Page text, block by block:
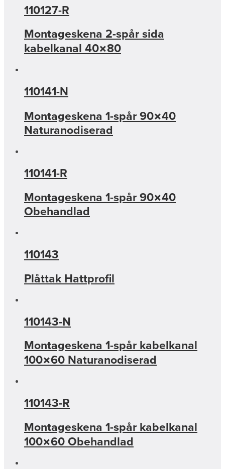
110127-R
Montageskena 2-spår sida
kabelkanal 40×80
110141-N
Montageskena 1-spår 90×40
Naturanodiserad
110141-R
Montageskena 1-spår 90×40
Obehandlad
110143
Plåttak Hattprofil
110143-N
Montageskena 1-spår kabelkanal
100×60 Naturanodiserad
110143-R
Montageskena 1-spår kabelkanal
100×60 Obehandlad